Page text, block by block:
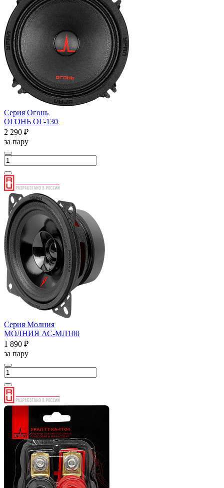
Серия Огонь
ОГОНЬ ОГ-130
2 290 ₽
за пару
Серия Молния
МОЛНИЯ АС-МЛ100
1 890 ₽
за пару